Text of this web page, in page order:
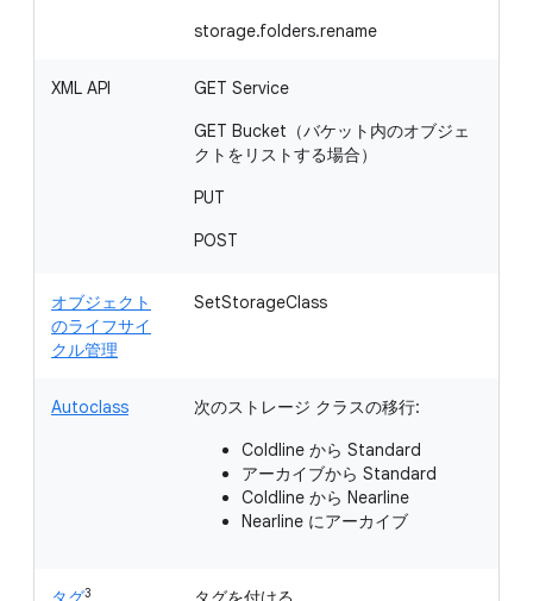
storage.folders.rename
XML API
GET Service
GET Bucket（バケット内のオブジェ
クトをリストする場合）
PUT
POST
オブジェクト
のライフサイ
クル管理
SetStorageClass
Autoclass
次のストレージ クラスの移行:
Coldline から Standard
アーカイブから Standard
Coldline から Nearline
Nearline にアーカイブ
3